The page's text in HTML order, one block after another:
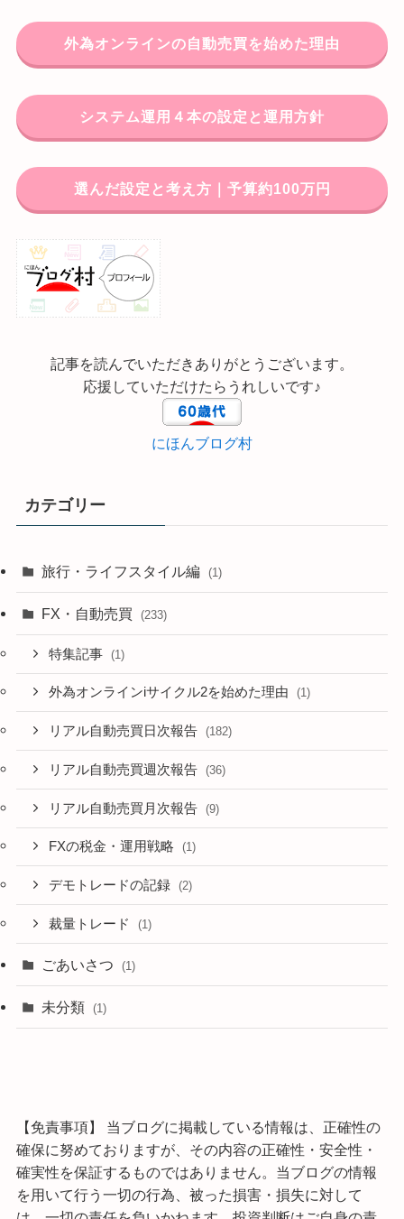
外為オンラインの自動売買を始めた理由
システム運用４本の設定と運用方針
選んだ設定と考え方｜予算約100万円
記事を読んでいただきありがとうございます。
応援していただけたらうれしいです♪
にほんブログ村
カテゴリー
旅行・ライフスタイル編 (1)
FX・自動売買 (233)
特集記事 (1)
外為オンラインiサイクル2を始めた理由 (1)
リアル自動売買日次報告 (182)
リアル自動売買週次報告 (36)
リアル自動売買月次報告 (9)
FXの税金・運用戦略 (1)
デモトレードの記録 (2)
裁量トレード (1)
ごあいさつ (1)
未分類 (1)
【免責事項】 当ブログに掲載している情報は、正確性の
確保に努めておりますが、その内容の正確性・安全性・
確実性を保証するものではありません。当ブログの情報
を用いて行う一切の行為、被った損害・損失に対して